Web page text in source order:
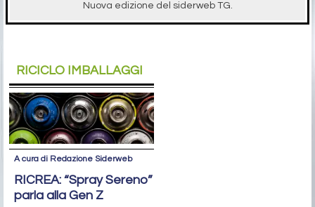
Nuova edizione del siderweb TG.
RICICLO IMBALLAGGI
A cura di Redazione Siderweb
RICREA: “Spray Sereno”
parla alla Gen Z